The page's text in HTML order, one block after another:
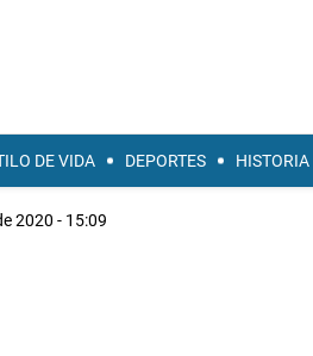
DE VIDA DEPORTES HISTORIA
2020 - 15:09